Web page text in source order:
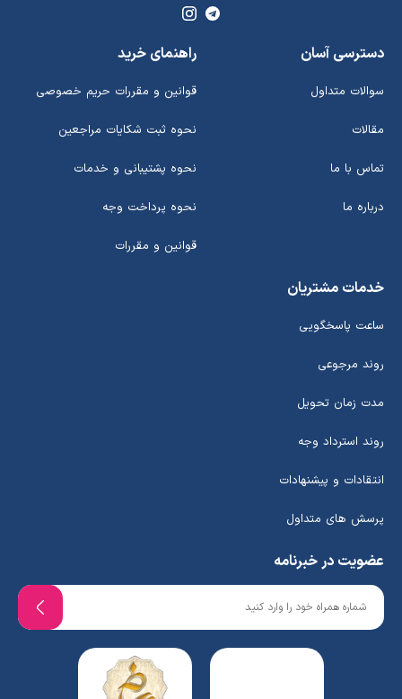
دسترسی آسان
سوالات متداول
مقالات
تماس با ما
درباره ما
راهنمای خرید
قوانین و مقررات حریم خصوصی
نحوه ثبت شکایات مراجعین
نحوه پشتیبانی و خدمات
نحوه پرداخت وجه
قوانین و مقررات
خدمات مشتریان
ساعت پاسخگویی
روند مرجوعی
مدت زمان تحویل
روند استرداد وجه
انتقادات و پیشنهادات
پرسش های متداول
عضویت در خبرنامه